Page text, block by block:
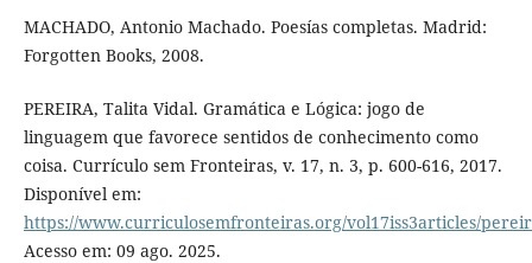
MACHADO, Antonio Machado. Poesías completas. Madrid:
Forgotten Books, 2008.
PEREIRA, Talita Vidal. Gramática e Lógica: jogo de
linguagem que favorece sentidos de conhecimento como
coisa. Currículo sem Fronteiras, v. 17, n. 3, p. 600-616, 2017.
Disponível em:
https://www.curriculosemfronteiras.org/vol17iss3articles/
Acesso em: 09 ago. 2025.